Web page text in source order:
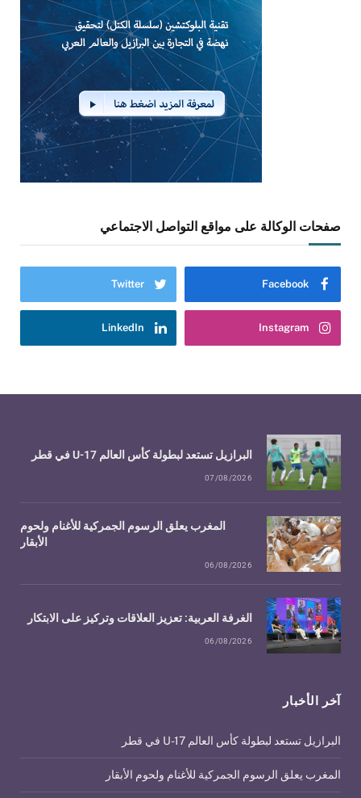
صفحات الوكالة على مواقع التواصل الاجتماعي
Facebook
Twitter
Instagram
LinkedIn
آخر الأخبار
البرازيل تستعد لبطولة كأس العالم U-17 في قطر
المغرب يعلق الرسوم الجمركية للأغنام ولحوم الأبقار
البرازيل تستعد لبطولة كأس العالم U-17 في قطر
07/08/2026
المغرب يعلق الرسوم الجمركية للأغنام ولحوم
الأبقار
06/08/2026
الغرفة العربية: تعزيز العلاقات وتركيز على الابتكار
06/08/2026